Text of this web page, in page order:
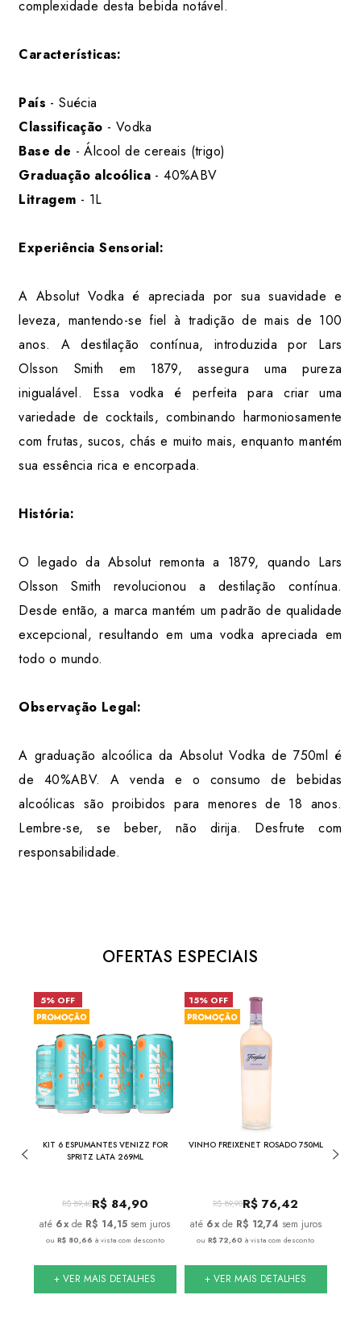
complexidade desta bebida notável.
Características:
País - Suécia
Classificação - Vodka
Base de - Álcool de cereais (trigo)
Graduação alcoólica - 40%ABV
Litragem - 1L
Experiência Sensorial:
A Absolut Vodka é apreciada por sua suavidade e
leveza, mantendo-se fiel à tradição de mais de 100
anos. A destilação contínua, introduzida por Lars
Olsson Smith em 1879, assegura uma pureza
inigualável. Essa vodka é perfeita para criar uma
variedade de cocktails, combinando harmoniosamente
com frutas, sucos, chás e muito mais, enquanto mantém
sua essência rica e encorpada.
História:
O legado da Absolut remonta a 1879, quando Lars
Olsson Smith revolucionou a destilação contínua.
Desde então, a marca mantém um padrão de qualidade
excepcional, resultando em uma vodka apreciada em
todo o mundo.
Observação Legal:
A graduação alcoólica da Absolut Vodka de 750ml é
de 40%ABV. A venda e o consumo de bebidas
alcoólicas são proibidos para menores de 18 anos.
Lembre-se, se beber, não dirija. Desfrute com
responsabilidade.
OFERTAS ESPECIAIS
5% OFF
KIT 6 ESPUMANTES VENIZZ FOR
SPRITZ LATA 269ML
R$ 89,40R$ 84,90
6x de R$ 14,15 sem juros
ou R$ 80,66 à vista com desconto
+ VER MAIS DETALHES
15% OFF
VINHO FREIXENET ROSADO 750ML
R$ 89,90R$ 76,42
6x de R$ 12,74 sem juros
ouR$ 72,60 à vista com desconto
+ VER MAIS DETALHES